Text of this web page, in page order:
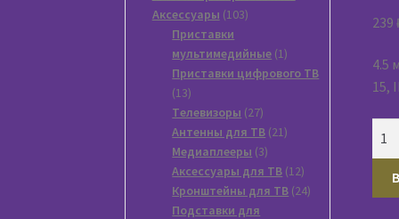
239
4.5
15,
Аксессуары 103103
Приставки
мультимедийные 11
товар
Приставки цифрового ТВ
1313
товаров
Tелевизоры 2727
товаров
Антенны для ТВ 2121
Медиаплееры 33
товара
Аксессуары для ТВ 1212
товаров
Кронштейны для ТВ 2424
Подставки для